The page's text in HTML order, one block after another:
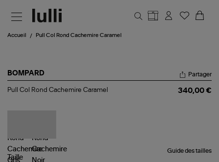
Accueil Pull Col Rond Cachemire Caramel
BOMPARD
Pull
Partager
Pull Col Rond Cachemire Caramel 340,00 €
Guide des tailles
Taille